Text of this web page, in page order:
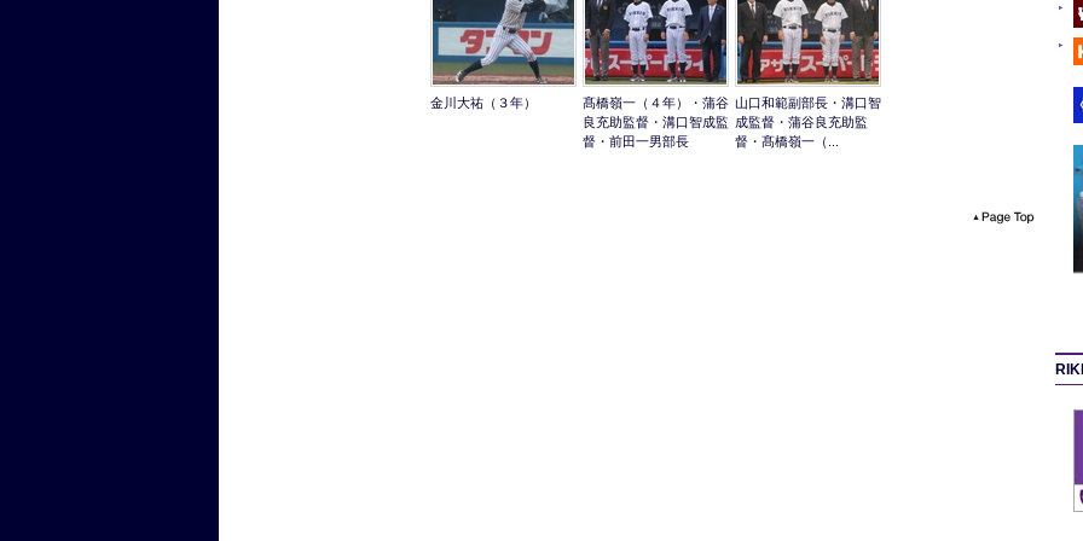
金川大祐（３年）
髙橋嶺一（４年）・蒲谷
良充助監督・溝口智成監
督・前田一男部長
山口和範副部長・溝口智
成監督・蒲谷良充助監
督・髙橋嶺一（...